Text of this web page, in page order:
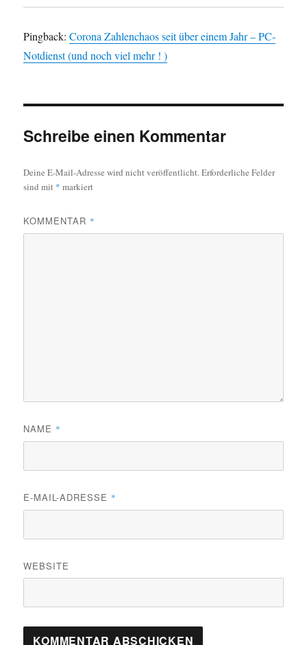
(
r
d
i
n
m
n
s
r
e
f
n
e
(
r
d
i
n
m
n
s
r
e
f
n
e
Pingback:Corona Zahlenchaos seit über einem Jahr – PC-
Notdienst (und noch viel mehr ! )
Schreibe einen Kommentar
Deine E-Mail-Adresse wird nicht veröffentlicht.Erforderliche Felder
sind mit * markiert
KOMMENTAR *
NAME *
E-MAIL-ADRESSE *
WEBSITE